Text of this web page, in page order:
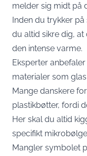
melder sig midt på
Inden du trykker på
du altid sikre dig,
den intense varme.
Eksperter
materialer som
Mange danskere
plastikbøtter, fordi
Her skal du altid
specifikt
Mangler symbolet